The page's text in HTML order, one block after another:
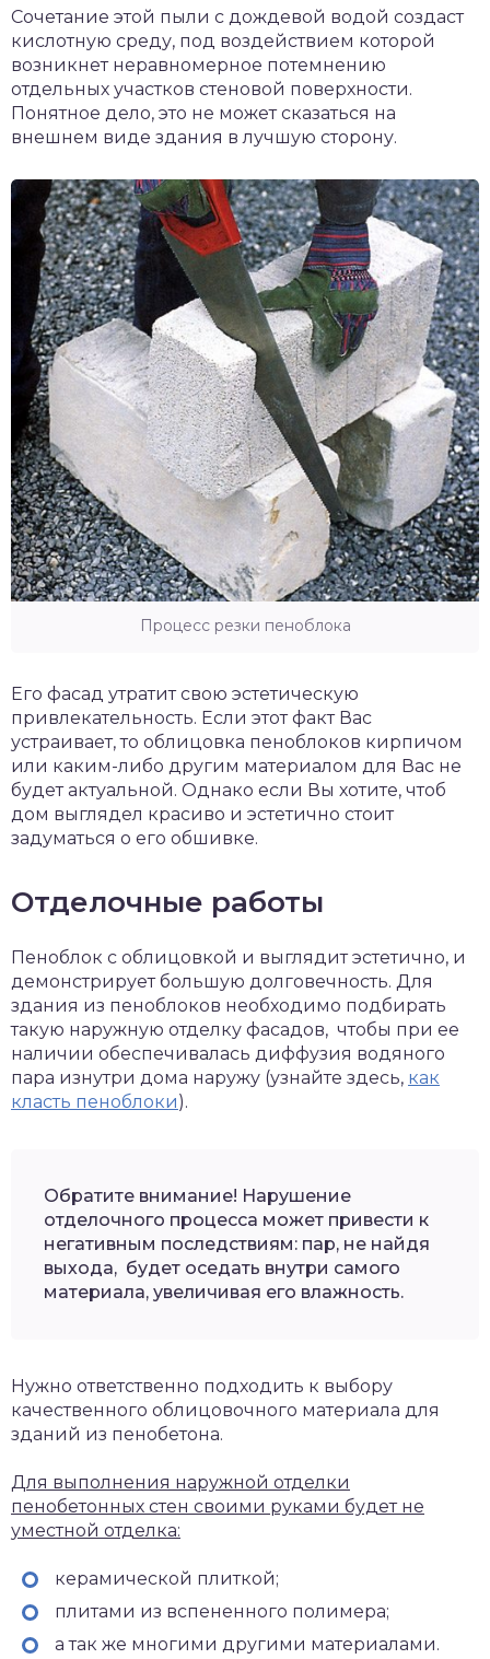
Сочетание этой пыли с дождевой водой создаст
кислотную среду, под воздействием которой
возникнет неравномерное потемнению
отдельных участков стеновой поверхности.
Понятное дело, это не может сказаться на
внешнем виде здания в лучшую сторону.
Процесс резки пеноблока
Его фасад утратит свою эстетическую
привлекательность. Если этот факт Вас
устраивает, то облицовка пеноблоков кирпичом
или каким-либо другим материалом для Вас не
будет актуальной. Однако если Вы хотите, чтоб
дом выглядел красиво и эстетично стоит
задуматься о его обшивке.
Отделочные работы
Пеноблок с облицовкой и выглядит эстетично, и
демонстрирует большую долговечность. Для
здания из пеноблоков необходимо подбирать
такую наружную отделку фасадов, чтобы при ее
наличии обеспечивалась диффузия водяного
пара изнутри дома наружу (узнайте здесь, как
класть пеноблоки).
Обратите внимание! Нарушение
отделочного процесса может привести к
негативным последствиям: пар, не найдя
выхода, будет оседать внутри самого
материала, увеличивая его влажность.
Нужно ответственно подходить к выбору
качественного облицовочного материала для
зданий из пенобетона.
Для выполнения наружной отделки
пенобетонных стен своими руками будет не
уместной отделка:
керамической плиткой;
плитами из вспененного полимера;
а так же многими другими материалами.